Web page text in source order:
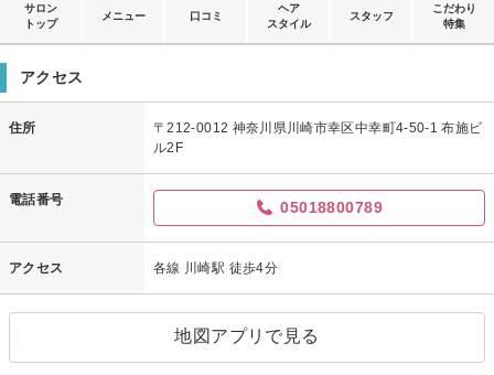
サロン
トップ
メニュー 口コミ
ヘア
スタイル
スタッフ
こだわり
特集
アクセス
住所
〒212-0012 神奈川県川崎市幸区中幸町4-50-1 布施ビ
ル2F
電話番号 05018800789
アクセス 各線 川崎駅 徒歩4分
地図アプリで見る